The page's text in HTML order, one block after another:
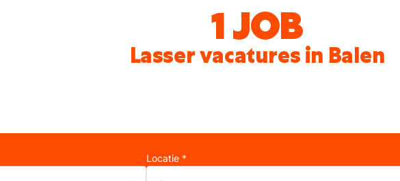
1 JOB
Lasser vacatures in Balen
Locatie *